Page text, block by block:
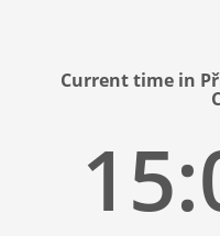
Current time in